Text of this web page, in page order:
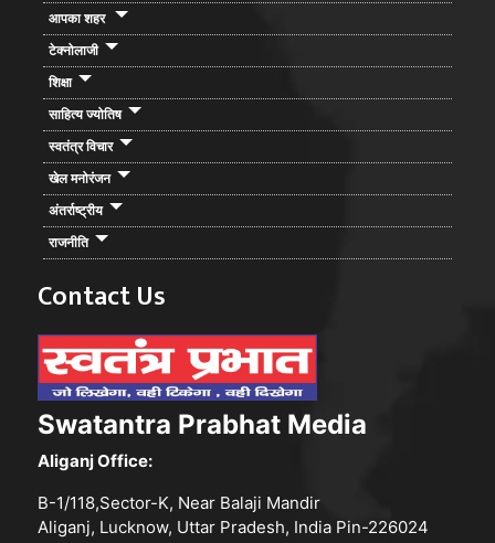
आपका शहर
टेक्नोलाजी
शिक्षा
साहित्य ज्योतिष
स्वतंत्र विचार
खेल मनोरंजन
अंतर्राष्ट्रीय
राजनीति
Contact Us
Swatantra Prabhat Media
Aliganj Office:
B-1/118,Sector-K, Near Balaji Mandir
Aliganj, Lucknow, Uttar Pradesh, India Pin-226024